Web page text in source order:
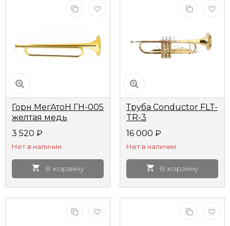
Горн МегАтоН ГН-005
желтая медь
3 520 ₽
Нет в наличии
В корзину
Труба Conductor FLT-
TR-3
16 000 ₽
Нет в наличии
В корзину